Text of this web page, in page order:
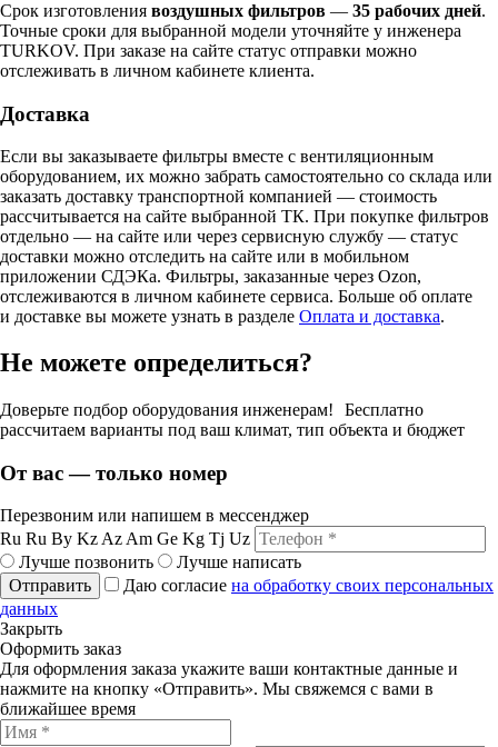
Срок изготовления воздушных фильтров — 35 рабочих дней.
Точные сроки для выбранной модели уточняйте у инженера
TURKOV. При заказе на сайте статус отправки можно
отслеживать в личном кабинете клиента.
Доставка
Если вы заказываете фильтры вместе с вентиляционным
оборудованием, их можно забрать самостоятельно со склада или
заказать доставку транспортной компанией — стоимость
рассчитывается на сайте выбранной ТК. При покупке фильтров
отдельно — на сайте или через сервисную службу — статус
доставки можно отследить на сайте или в мобильном
приложении СДЭКа. Фильтры, заказанные через Ozon,
отслеживаются в личном кабинете сервиса. Больше об оплате
и доставке вы можете узнать в разделе Оплата и доставка.
Не можете определиться?
Доверьте подбор оборудования инженерам! Бесплатно
рассчитаем варианты под ваш климат, тип объекта и бюджет
От вас — только номер
Перезвоним или напишем в мессенджер
Ru Ru By Kz Az Am Ge Kg Tj Uz
Лучше позвонить
Лучше написать
Отправить
Даю согласие на обработку своих персональных
данных
Закрыть
Оформить заказ
Для оформления заказа укажите ваши контактные данные и
нажмите на кнопку «Отправить». Мы свяжемся с вами в
ближайшее время